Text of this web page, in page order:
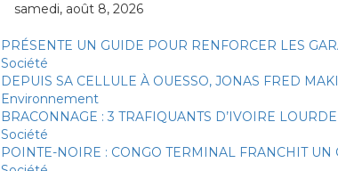
samedi, août 8, 2026
PRÉSENTE UN GUIDE POUR RENFORCER LES
Société
DEPUIS SA CELLULE À OUESSO, JONAS FRED
Environnement
BRACONNAGE : 3 TRAFIQUANTS D’IVOIRE
Société
POINTE-NOIRE : CONGO TERMINAL FRANCHIT